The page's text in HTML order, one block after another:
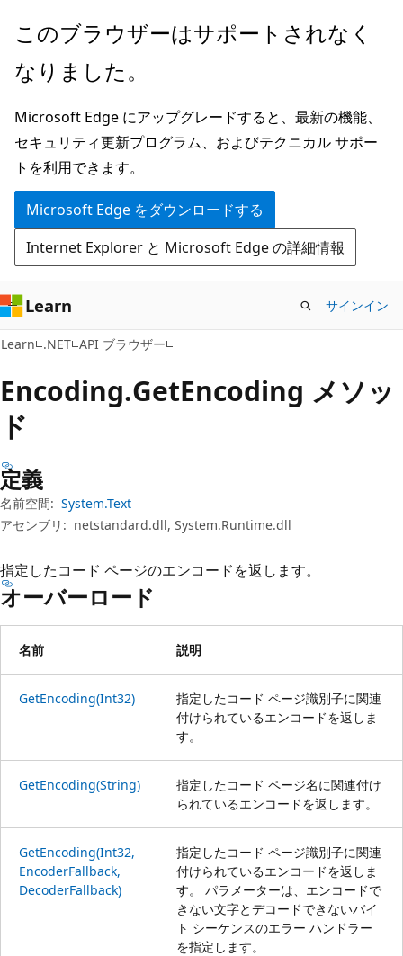
メ
ン
ン
テ
ン
ツ
に
ス
キ
ッ
プ
ペ
ジ
ナ
ビ
ゲ
ー
シ
ョ
ン
に
ス
キ
プ
このブラウザーはサポートされなく
なりました。
Microsoft Edge にアップグレードすると、最新の機能、
セキュリティ更新プログラム、およびテクニカル サポー
トを利用できます。
Microsoft Edge をダウンロードする
Internet Explorer と Microsoft Edge の詳細情報
Learn サインイン
Learn .NET API ブラウザー
Encoding.GetEncoding メソッ
ド
定義
名前空間: System.Text
アセンブリ: netstandard.dll, System.Runtime.dll
指定したコード ページのエンコードを返します。
オーバーロード
名前 説明
GetEncoding(Int32)
指定したコード ページ識別子に関連
付けられているエンコードを返しま
す。
GetEncoding(String)
指定したコード ページ名に関連付け
られているエンコードを返します。
GetEncoding(Int32,
EncoderFallback,
DecoderFallback)
指定したコード ページ識別子に関連
付けられているエンコードを返しま
す。 パラメーターは、エンコードで
きない文字とデコードできないバイ
ト シーケンスのエラー ハンドラー
を指定します。